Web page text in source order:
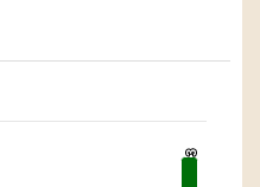
3
3